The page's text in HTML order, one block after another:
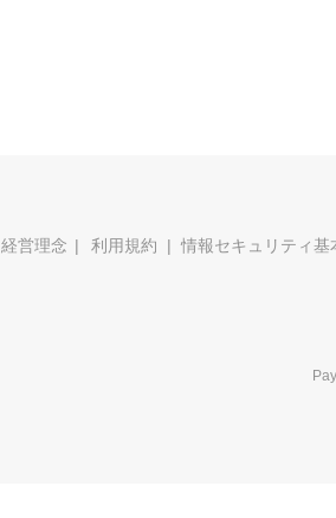
経営理念 利用規約 情報セキュリティ基